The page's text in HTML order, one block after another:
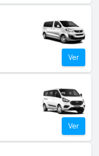
Ver
Ver